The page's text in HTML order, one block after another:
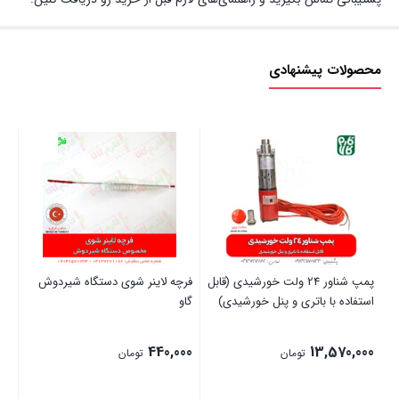
محصولات پیشنهادی
پمپ شناور 24 ولت خورشیدی (قابل
استفاده با باتری و پنل خورشیدی)
13,570,000 تومان
فرچه لاینر شوی دستگاه شیردوش
گاو
440,000 تومان